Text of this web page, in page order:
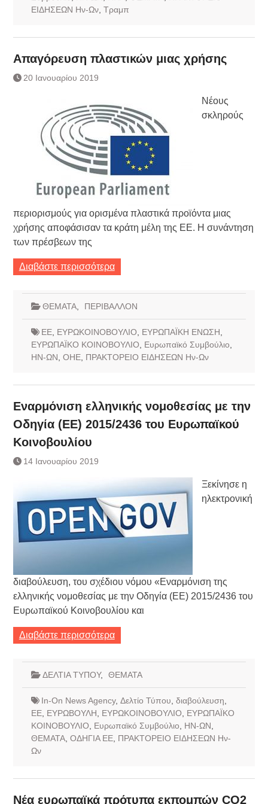
ΕΙΔΗΣΕΩΝ Ην-Ων, Τραμπ
Απαγόρευση πλαστικών μιας χρήσης
20 Ιανουαρίου 2019
Νέους
σκληρούς
περιορισμούς για ορισμένα πλαστικά προϊόντα μιας
χρήσης αποφάσισαν τα κράτη μέλη της ΕΕ. Η συνάντηση
των πρέσβεων της
Διαβάστε περισσότερα
ΘΕΜΑΤΑ, ΠΕΡΙΒΑΛΛΟΝ
ΕΕ, ΕΥΡΩΚΟΙΝΟΒΟΥΛΙΟ ΕΥΡΩΠΑΪΚΗ ΕΝΩΣΗ
ΕΥΡΩΠΑΪΚΟ ΚΟΙΝΟΒΟΥΛΙΟ
Ευρωπαϊκό Συμβούλιο
ΗΝ-ΩΝ ΟΗΕ, ΠΡΑΚΤΟΡΕΙΟ ΕΙΔΗΣΕΩΝ Ην-Ων
Εναρμόνιση ελληνικής νομοθεσίας με την
Οδηγία (ΕΕ) 2015/2436 του Ευρωπαϊκού
Κοινοβουλίου
14 Ιανουαρίου 2019
Ξεκίνησε η
ηλεκτρονική
διαβούλευση, του σχέδιου νόμου «Εναρμόνιση της
ελληνικής νομοθεσίας με την Οδηγία (ΕΕ) 2015/2436 του
Ευρωπαϊκού Κοινοβουλίου και
Διαβάστε περισσότερα
ΔΕΛΤΙΑ ΤΥΠΟΥ, ΘΕΜΑΤΑ
In-On News Agency, Δελτίο Τύπου διαβούλευση
ΕΕ, ΕΥΡΩΒΟΥΛΗ ΕΥΡΩΚΟΙΝΟΒΟΥΛΙΟ
ΕΥΡΩΠΑΪΚΟ
ΚΟΙΝΟΒΟΥΛΙΟ
Ευρωπαϊκό Συμβούλιο ΗΝ-ΩΝ
ΘΕΜΑΤΑ, ΟΔΗΓΙΑ ΕΕ, ΠΡΑΚΤΟΡΕΙΟ ΕΙΔΗΣΕΩΝ Ην-
Ων
Νέα ευρωπαϊκά πρότυπα εκπομπών CO2